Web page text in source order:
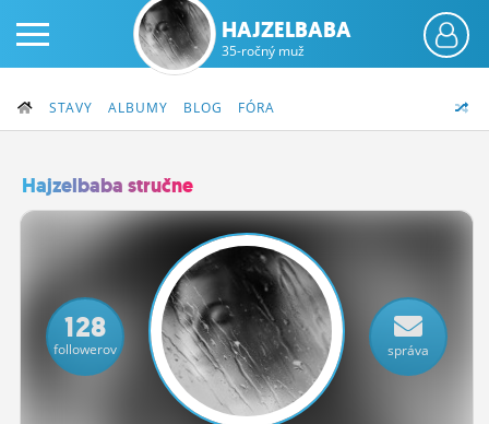
PRIHLÁS SA
ČINŽIAK
FÓRUM
STATUSY
HAJZELBABA
35-ročný muž
STAVY ALBUMY BLOG FÓRA
Hajzelbaba stručne
128
followerov správa